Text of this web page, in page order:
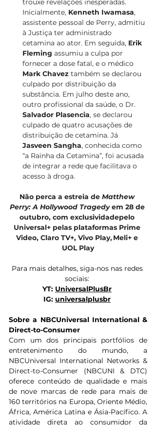
trouxe revelações inesperadas.
Inicialmente, Kenneth Iwamasa,
assistente pessoal de Perry, admitiu
à Justiça ter administrado
cetamina ao ator. Em seguida, Erik
Fleming assumiu a culpa por
fornecer a dose fatal, e o médico
Mark Chavez também se declarou
culpado por distribuição da
substância. Em julho deste ano,
outro profissional da saúde, o Dr.
Salvador Plasencia, se declarou
culpado de quatro acusações de
distribuição de cetamina. Já
Jasveen Sangha, conhecida como
“a Rainha da Cetamina”, foi acusada
de integrar a rede que facilitava o
acesso à droga.
Não perca a estreia de Matthew
Perry: A Hollywood Tragedy em 28 de
outubro, com exclusividadepelo
Universal+ pelas plataformas Prime
Video, Claro TV+, Vivo Play, Meli+ e
UOL Play
Para mais detalhes, siga-nos nas redes
sociais:
YT: UniversalPlusBr
IG: universalplusbr
Sobre a NBCUniversal International &
Direct-to-Consumer
Com um dos principais portfólios de
entretenimento do mundo, a
NBCUniversal International Networks &
Direct-to-Consumer (NBCUNI & DTC)
oferece conteúdo de qualidade e mais
de nove marcas de rede para mais de
160 territórios na Europa, Oriente Médio,
África, América Latina e Ásia-Pacífico. A
atividade direta ao consumidor da